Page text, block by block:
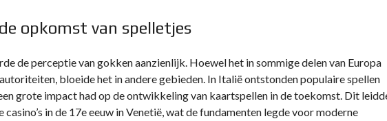
opkomst van spelletjes
de perceptie van gokken aanzienlijk. Hoewel het in sommige delen van Europa
bloeide het in andere gebieden. In Italië ontstonden populaire spellen
grote impact had op de ontwikkeling van kaartspellen in de toekomst. Dit
in de 17e eeuw in Venetië, wat de fundamenten legde voor moderne